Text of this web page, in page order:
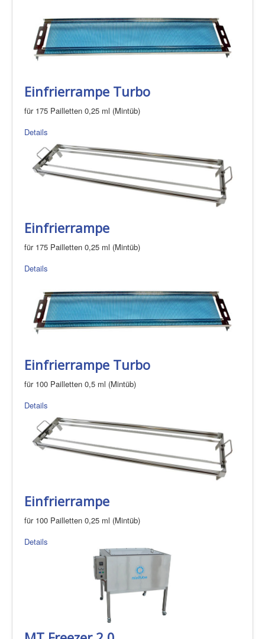
Einfrierrampe Turbo
für 175 Pailletten 0,25 ml (Mintüb)
Details
Einfrierrampe
für 175 Pailletten 0,25 ml (Mintüb)
Details
Einfrierrampe Turbo
für 100 Pailletten 0,5 ml (Mintüb)
Details
Einfrierrampe
für 100 Pailletten 0,25 ml (Mintüb)
Details